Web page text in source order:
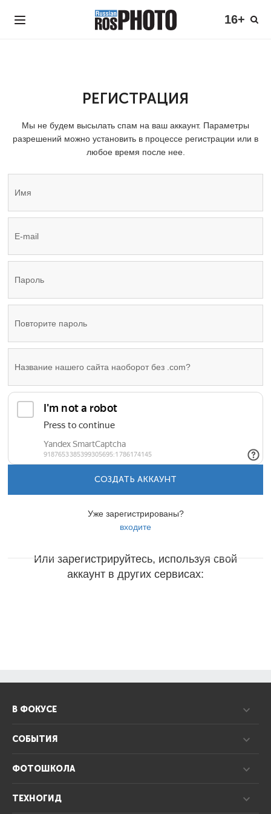
16+
РЕГИСТРАЦИЯ
Мы не будем высылать спам на ваш аккаунт. Параметры
разрешений можно установить в процессе регистрации или в
любое время после нее.
СОЗДАТЬ АККАУНТ
Уже зарегистрированы?
входите
Или зарегистрируйтесь, используя свой
аккаунт в других сервисах:
В ФОКУСЕ
СОБЫТИЯ
ФОТОШКОЛА
ТЕХНОГИД